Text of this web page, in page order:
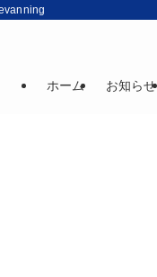
ホーム お知らせ